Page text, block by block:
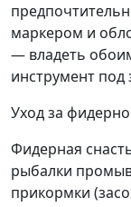
маркером и
— владеть
инструмент под
Уход за
Фидерная
рыбалки
прикормки